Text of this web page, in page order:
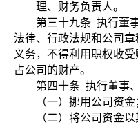
理、财务负责人。
第三十九条 执行董
法律、行政法规和公司
义务，不得利用职权收
占公司的财产。
第四十条 执行董事
（一）挪用公司资金
（二）将公司资金